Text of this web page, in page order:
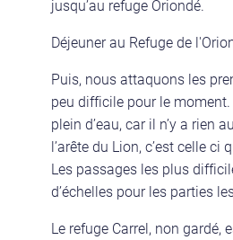
jusqu’au refuge Oriondé.
Déjeuner au Refuge de
Puis, nous attaquons les
peu difficile pour le
plein d’eau, car il n’y a rien
l’arête du Lion, c’est celle
Les passages les plus
d’échelles pour les parties
Le refuge Carrel, non gardé,